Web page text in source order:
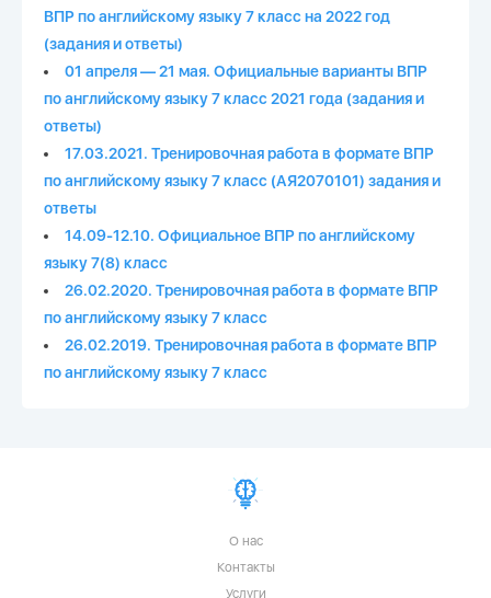
ВПР по английскому языку 7 класс на 2022 год
(задания и ответы)
01 апреля — 21 мая. Официальные варианты ВПР
по английскому языку 7 класс 2021 года (задания и
ответы)
17.03.2021. Тренировочная работа в формате ВПР
по английскому языку 7 класс (АЯ2070101) задания и
ответы
14.09-12.10. Официальное ВПР по английскому
языку 7(8) класс
26.02.2020. Тренировочная работа в формате ВПР
по английскому языку 7 класс
26.02.2019. Тренировочная работа в формате ВПР
по английскому языку 7 класс
О нас
Контакты
Услуги